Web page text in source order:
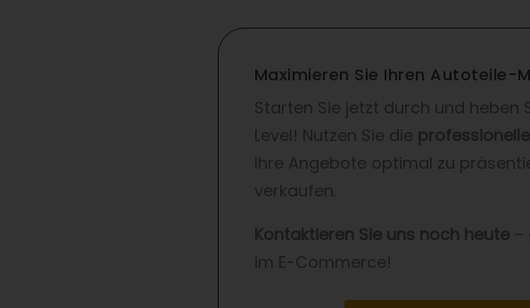
Maximieren Sie Ihren Autoteile-
Starten Sie jetzt durch und
Level! Nutzen Sie die
Ihre Angebote optimal zu
verkaufen.
Kontaktieren Sie uns noch heute–
im E-Commerce!